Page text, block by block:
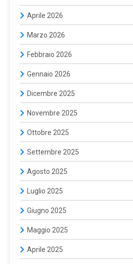
Aprile 2026
Marzo 2026
Febbraio 2026
Gennaio 2026
Dicembre 2025
Novembre 2025
Ottobre 2025
Settembre 2025
Agosto 2025
Luglio 2025
Giugno 2025
Maggio 2025
Aprile 2025